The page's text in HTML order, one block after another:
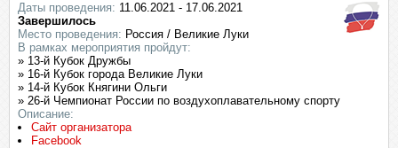
Даты проведения: 11.06.2021 - 17.06.2021
Завершилось
Место проведения: Россия / Великие Луки
В рамках мероприятия пройдут:
» 13-й Кубок Дружбы
» 16-й Кубок города Великие Луки
» 14-й Кубок Княгини Ольги
» 26-й Чемпионат России по воздухоплавательному спорту
Описание:
Сайт организатора
Facebook